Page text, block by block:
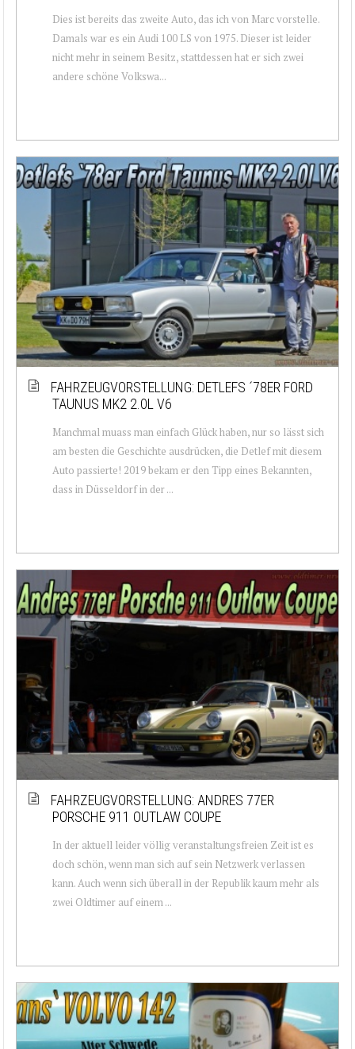
Dies ist bereits das zweite Auto, das ich von Marc vorstelle.
Damals war es ein Audi 100 LS von 1975. Dieser ist leider
nicht mehr in seinem Besitz, stattdessen hat er sich zwei
andere schöne Volkswa...
FAHRZEUGVORSTELLUNG: DETLEFS ´78ER FORD
TAUNUS MK2 2.0L V6
Manchmal muass man einfach Glück haben, nur so lässt sich
am besten die Geschichte ausdrücken, die Detlef mit diesem
Auto passierte! 2019 bekam er den Tipp eines Bekannten,
dass in Düsseldorf in der ...
FAHRZEUGVORSTELLUNG: ANDRES 77ER
PORSCHE 911 OUTLAW COUPE
In der aktuell leider völlig veranstaltungsfreien Zeit ist es
doch schön, wenn man sich auf sein Netzwerk verlassen
kann. Auch wenn sich überall in der Republik kaum mehr als
zwei Oldtimer auf einem ...